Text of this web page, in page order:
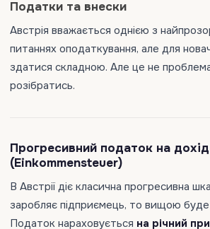
Податки та внески
Австрія вважається однією з
питаннях оподаткування, але для
здатися складною. Але це не
розібратись.
Прогресивний податок на дохід
(Einkommensteuer)
В Австрії діє класична прогресивна
заробляє підприємець, то вищою
Податок нараховується на річний